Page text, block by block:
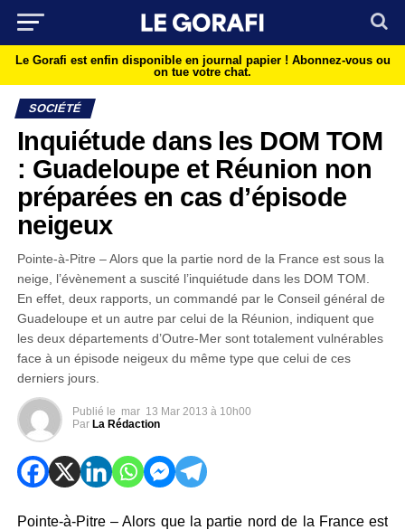
Le Gorafi est enfin disponible en journal papier ! Abonnez-vous ou
on tue votre chat.
SOCIÉTÉ
Inquiétude dans les DOM TOM
: Guadeloupe et Réunion non
préparées en cas d’épisode
neigeux
Pointe-à-Pitre – Alors que la partie nord de la France est sous la
neige, l’évènement a suscité l’inquiétude dans les DOM TOM.
En effet, deux rapports, un commandé par le Conseil général de
Guadeloupe et un autre par celui de la Réunion, indiquent que
les deux départements d’Outre-Mer sont totalement vulnérables
face à un épisode neigeux du même type que celui de ces
derniers jours.
Publié le mar 13 Mar 2013 à 10h00
Par La Rédaction
Pointe-à-Pitre – Alors que la partie nord de la France est